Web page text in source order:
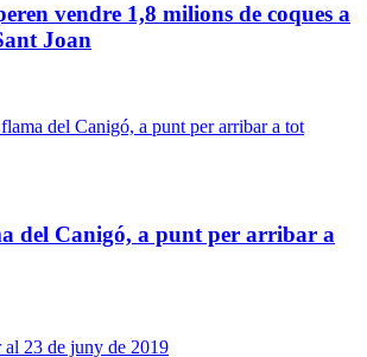
vendre 1,8 milions de coques a
Joan
del Canigó, a punt per arribar a